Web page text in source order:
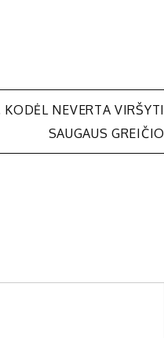
NEVERTA VIRŠYTI
SAUGAUS GREIČIO